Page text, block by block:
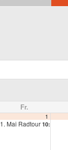
Fr.
1
1. Mai Radtour 10:00